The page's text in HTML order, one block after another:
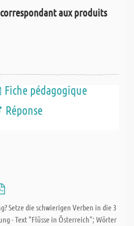
aux produits
Fiche pédagogique
Réponse
Setze die schwierigen Verben in die 3
- Text "Flüsse in Österreich"; Wörter